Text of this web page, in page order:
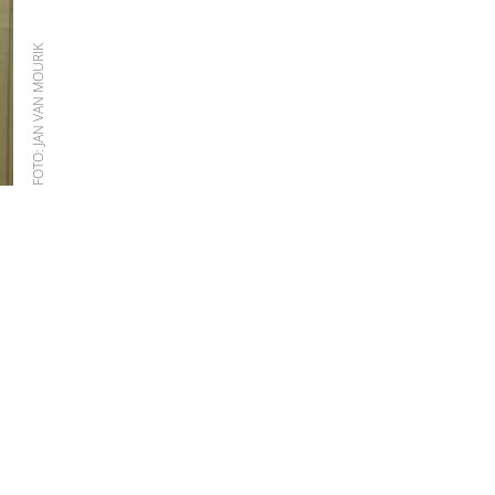
FOTO: JAN VAN MOURIK